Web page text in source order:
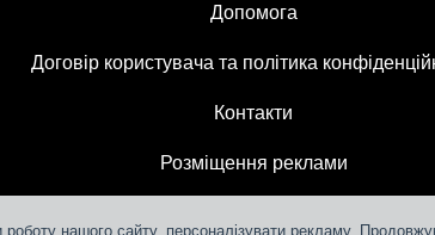
нашого сайту, персоналізувати рекламу.
Допомога
Договір користувача та політика
Контакти
Розміщення реклами